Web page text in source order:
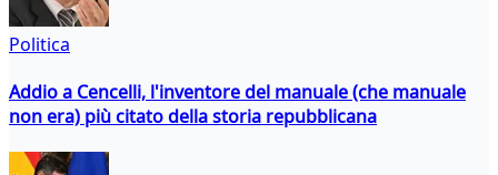
Politica
Addio a Cencelli, l'inventore del manuale (che manuale
non era) più citato della storia repubblicana